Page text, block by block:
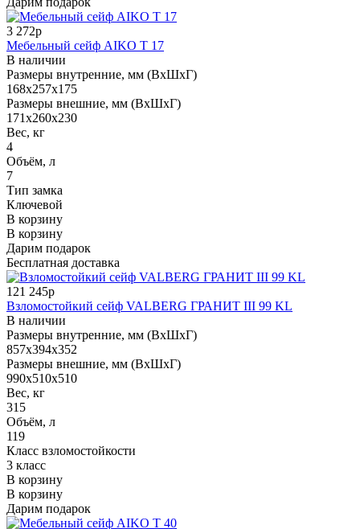
3 272р
Мебельный сейф AIKO Т 17
В наличии
Размеры внутренние, мм (ВхШхГ)
168x257x175
Размеры внешние, мм (ВхШхГ)
171x260x230
Вес, кг
4
Объём, л
7
Тип замка
Ключевой
В корзину
В корзину
Дарим подарок
Бесплатная доставка
121 245р
Взломостойкий сейф VALBERG ГРАНИТ III 99 KL
В наличии
Размеры внутренние, мм (ВхШхГ)
857x394x352
Размеры внешние, мм (ВхШхГ)
990x510x510
Вес, кг
315
Объём, л
119
Класс взломостойкости
3 класс
В корзину
В корзину
Дарим подарок